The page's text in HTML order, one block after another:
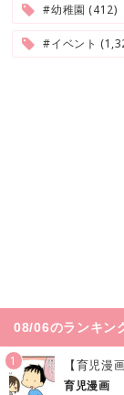
#幼稚園 (412)
#イベント
08/06のランキン
1 【育児漫
育児漫画